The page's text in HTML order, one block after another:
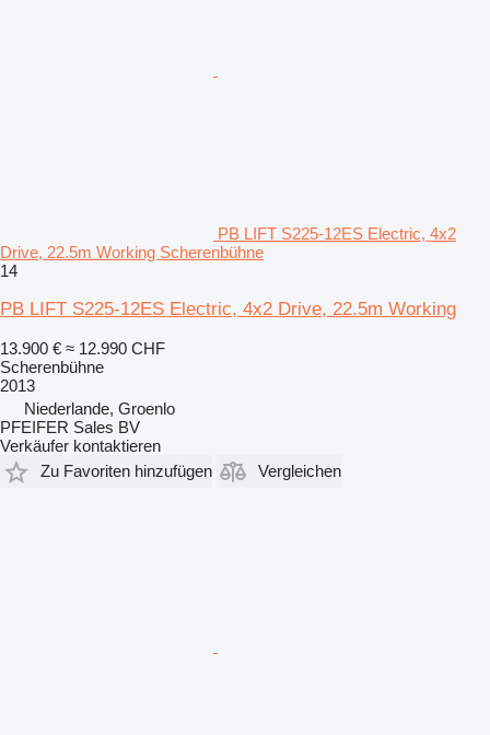
PB LIFT S225-12ES Electric, 4x2
Drive, 22.5m Working Scherenbühne
14
PB LIFT S225-12ES Electric, 4x2 Drive, 22.5m Working
13.900 € ≈ 12.990 CHF
Scherenbühne
2013
Niederlande, Groenlo
PFEIFER Sales BV
Verkäufer kontaktieren
Zu Favoriten hinzufügen
Vergleichen